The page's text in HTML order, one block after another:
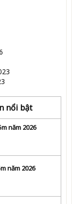
nổi bật
năm 2026
năm 2026